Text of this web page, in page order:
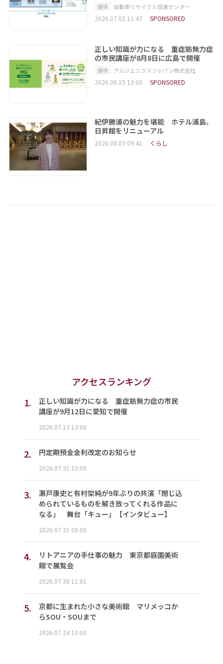
提供 自動車リサイクル促進センター
2026.07.02 11:47 SPONSORED
正しい知識が力になる 重症筋無力症
の市民講座が8月8日に広島で開催
提供 アルジェニクスジャパン株式会社
2026.06.15 13:00 SPONSORED
紀伊勝浦の魅力を堪能 ホテル浦島、
日昇館をリニューアル
2026.08.03 09:41 くらし
アクセスランキング
1.
正しい知識が力になる 重症筋無力症の市民
講座が9月12日に愛知で開催
2026.07.13 13:00
2. 円定期預金金利改定のお知らせ
2026.07.31 15:00
3.
瀬戸康史と有村架純が9年ぶりの共演「閉じ込
められているものを解き放ってくれる作品に
なる」 舞台「キュー」【インタビュー】
2026.07.31 08:00
4.
リトアニアの手仕事の魅力 東京都庭園美術
館で展覧会
2026.07.30 11:01
5.
京都に生まれた小さな美術館 マリメッコか
らSOU・SOUまで
2026.07.24 10:00